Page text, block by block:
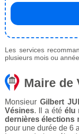
Les services
plusieurs mois ou
Maire de
Monsieur Gilbert
Vésines. Il a été élu
dernières élections
pour une durée de 6